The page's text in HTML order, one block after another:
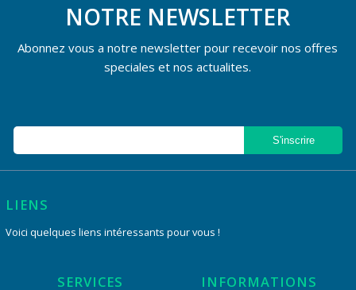
NOTRE NEWSLETTER
Abonnez vous a notre newsletter pour recevoir nos offres
speciales et nos actualites.
LIENS
Voici quelques liens intéressants pour vous !
SERVICES INFORMATIONS